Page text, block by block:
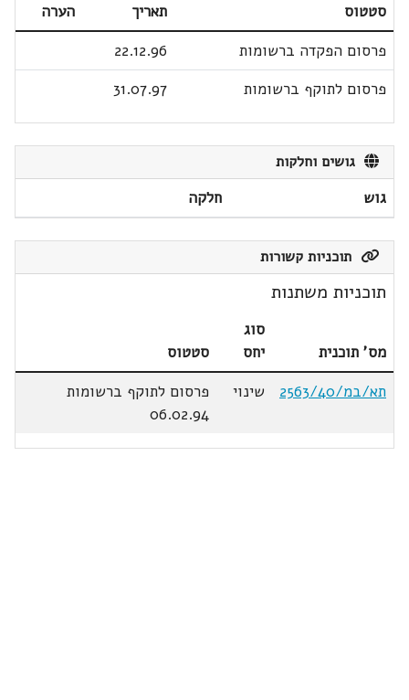
סטטוס תאריך
הערה
פרסום הפקדה ברשומות
22.12.96
פרסום לתוקף ברשומות
31.07.97
גושים וחלקות
גוש חלקה
תוכניות קשורות
תוכניות משתנות
מס' תוכנית
סוג
יחס
סטטוס
תא/במ/2563/40
שינוי
פרסום לתוקף ברשומות
06.02.94